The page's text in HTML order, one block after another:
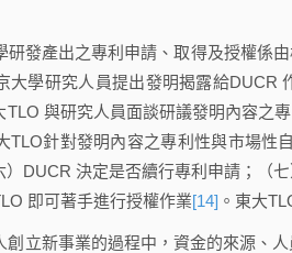
產出之專利申請、取得及授權係由
大學研究人員提出發明揭露給DUCR
TLO 與研究人員面談研議發明內容之
TLO針對發明內容之專利性與市場性
DUCR 決定是否續行專利申請；（
即可著手進行授權作業[14] 。東大
新事業的過程中，資金的來源、人